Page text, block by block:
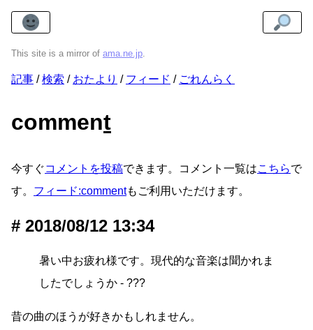
This site is a mirror of ama.ne.jp.
記事 検索 おたより フィード ごれんらく
comment
今すぐコメントを投稿できます。コメント一覧はこちらで
す。 フィード:commentもご利用いただけます。
2018/08/12 13:34
暑い中お疲れ様です。現代的な音楽は聞かれま
したでしょうか - ???
昔の曲のほうが好きかもしれません。